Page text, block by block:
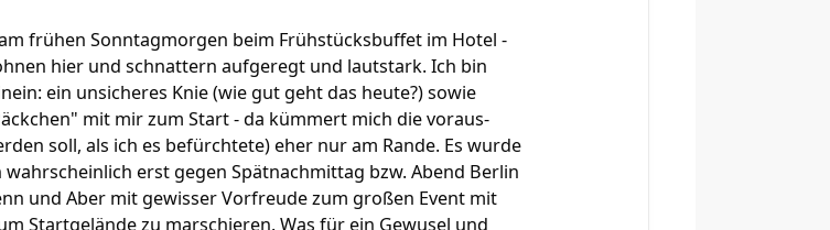
frühen Sonntagmorgen beim Frühstücksbuffet im Hotel -
hier und schnattern aufgeregt und lautstark. Ich bin
ein unsicheres Knie (wie gut geht das heute?) sowie
mit mir zum Start - da kümmert mich die voraus-
soll, als ich es befürchtete) eher nur am Rande. Es wurde
erst gegen Spätnachmittag bzw. Abend Berlin
und Aber mit gewisser Vorfreude zum großen Event mit
Startgelände zu marschieren. Was für ein Gewusel und